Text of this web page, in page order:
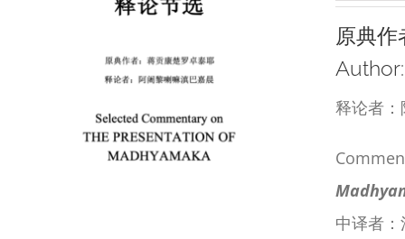
原典
释论者
中译者